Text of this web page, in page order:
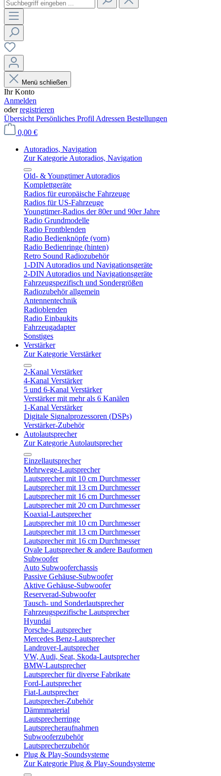
Menü schließen
Ihr Konto
Anmelden
oderregistrieren
Übersicht Persönliches Profil Adressen Bestellungen
0,00 €
Autoradios, Navigation
Zur Kategorie Autoradios, Navigation
Old- & Youngtimer Autoradios
Komplettgeräte
Radios für europäische Fahrzeuge
Radios für US-Fahrzeuge
Youngtimer-Radios der 80er und 90er Jahre
Radio Grundmodelle
Radio Frontblenden
Radio Bedienknöpfe (vorn)
Radio Bedienringe (hinten)
Retro Sound Radiozubehör
1-DIN Autoradios und Navigationsgeräte
2-DIN Autoradios und Navigationsgeräte
Fahrzeugspezifisch und Sondergrößen
Radiozubehör allgemein
Antennentechnik
Radioblenden
Radio Einbaukits
Fahrzeugadapter
Sonstiges
Verstärker
Zur Kategorie Verstärker
2-Kanal Verstärker
4-Kanal Verstärker
5 und 6-Kanal Verstärker
Verstärker mit mehr als 6 Kanälen
1-Kanal Verstärker
Digitale Signalprozessoren (DSPs)
Verstärker-Zubehör
Autolautsprecher
Zur Kategorie Autolautsprecher
Einzellautsprecher
Mehrwege-Lautsprecher
Lautsprecher mit 10 cm Durchmesser
Lautsprecher mit 13 cm Durchmesser
Lautsprecher mit 16 cm Durchmesser
Lautsprecher mit 20 cm Durchmesser
Koaxial-Lautsprecher
Lautsprecher mit 10 cm Durchmesser
Lautsprecher mit 13 cm Durchmesser
Lautsprecher mit 16 cm Durchmesser
Ovale Lautsprecher & andere Bauformen
Subwoofer
Auto Subwooferchassis
Passive Gehäuse-Subwoofer
Aktive Gehäuse-Subwoofer
Reserverad-Subwoofer
Tausch- und Sonderlautsprecher
Fahrzeugspezifische Lautsprecher
Hyundai
Porsche-Lautsprecher
Mercedes Benz-Lautsprecher
Landrover-Lautsprecher
VW, Audi, Seat, Skoda-Lautsprecher
BMW-Lautsprecher
Lautsprecher für diverse Fabrikate
Ford-Lautsprecher
Fiat-Lautsprecher
Lautsprecher-Zubehör
Dämmmaterial
Lautsprecherringe
Lautsprecheraufnahmen
Subwooferzubehör
Lautsprecherzubehör
Plug & Play-Soundsysteme
Zur Kategorie Plug & Play-Soundsysteme